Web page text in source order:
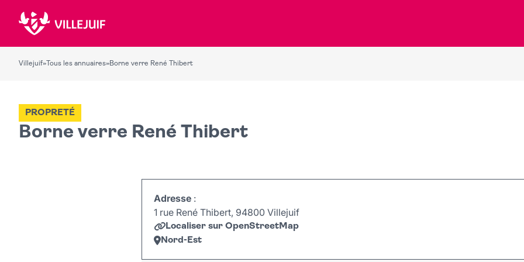
Villejuif» Tous les annuaires»Borne verre René Thibert
Borne verre René Thibert
PROPRETÉ
Adresse :
1 rue René Thibert, 94800 Villejuif
Localiser sur OpenStreetMap
Nord-Est